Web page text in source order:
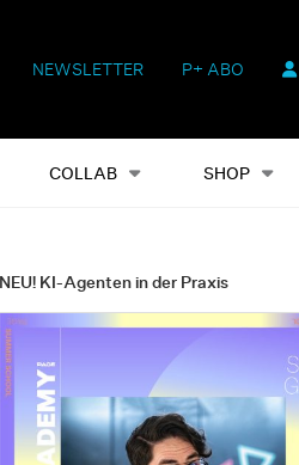
NEWSLETTER P+ ABO
COLLAB SHOP
Shop Heftausgaben Suchen
NEU! KI-Agenten in der Praxis